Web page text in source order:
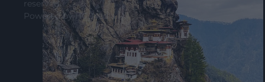
reserved.
Powered byHG Media.